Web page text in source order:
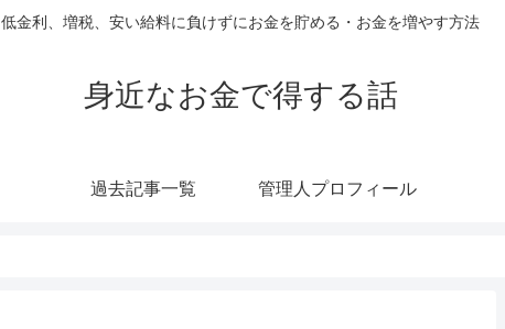
低金利、増税、安い給料に負けずにお金を貯める・お金を増やす方法
身近なお金で得する話
過去記事一覧 管理人プロフィール